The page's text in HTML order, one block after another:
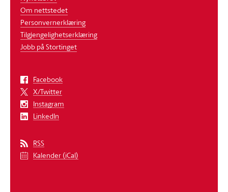
Om nettstedet
Personvernerklæring
Tilgjengelighetserklæring
Jobb på Stortinget
Facebook
X/Twitter
Instagram
LinkedIn
RSS
Kalender (iCal)